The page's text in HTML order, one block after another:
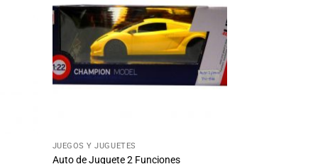
a la
de
deseos
JUEGOS Y JUGUETES
Auto de Juguete 2 Funciones